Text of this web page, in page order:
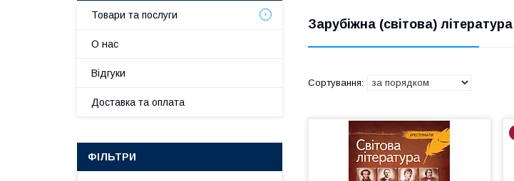
Зарубіжна (світова) література
Товари та послуги
О нас
Відгуки
Доставка та оплата
ФІЛЬТРИ